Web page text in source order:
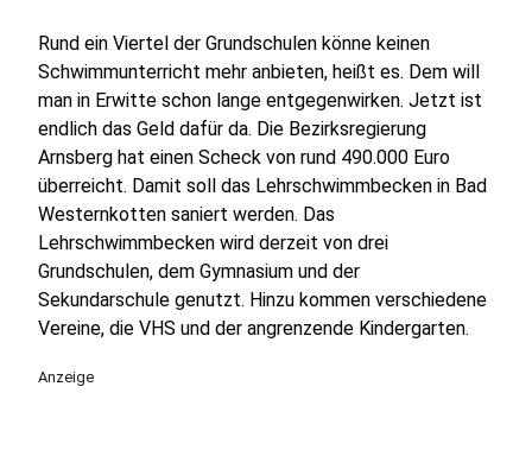
Rund ein Viertel der Grundschulen könne keinen
Schwimmunterricht mehr anbieten, heißt es. Dem will
man in Erwitte schon lange entgegenwirken. Jetzt ist
endlich das Geld dafür da. Die Bezirksregierung
Arnsberg hat einen Scheck von rund 490.000 Euro
überreicht. Damit soll das Lehrschwimmbecken in Bad
Westernkotten saniert werden. Das
Lehrschwimmbecken wird derzeit von drei
Grundschulen, dem Gymnasium und der
Sekundarschule genutzt. Hinzu kommen verschiedene
Vereine, die VHS und der angrenzende Kindergarten.
Anzeige